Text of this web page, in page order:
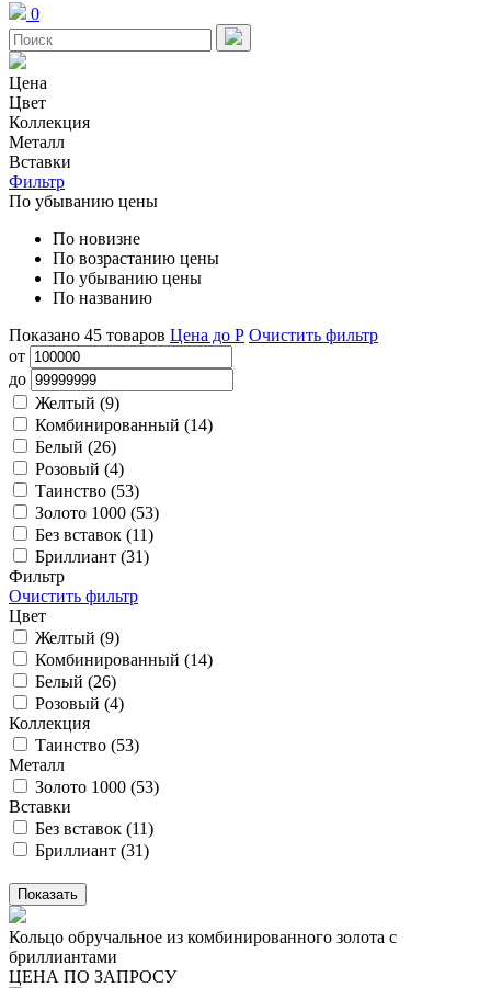
0
Цена
Цвет
Коллекция
Металл
Вставки
Фильтр
По убыванию цены
По новизне
По возрастанию цены
По убыванию цены
По названию
Показано 45 товаров Цена до Р Очистить фильтр
от
до
Желтый (9)
Комбинированный (14)
Белый (26)
Розовый (4)
Таинство (53)
Золото 1000 (53)
Без вставок (11)
Бриллиант (31)
Фильтр
Очистить фильтр
Цвет
Желтый (9)
Комбинированный (14)
Белый (26)
Розовый (4)
Коллекция
Таинство (53)
Металл
Золото 1000 (53)
Вставки
Без вставок (11)
Бриллиант (31)
Кольцо обручальное из комбинированного золота с
бриллиантами
ЦЕНА ПО ЗАПРОСУ